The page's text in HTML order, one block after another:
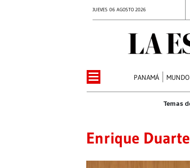
JUEVES 06 AGOSTO 2026
PANAMÁ MUNDO
Enrique Duarte